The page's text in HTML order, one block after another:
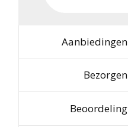
Aanbiedingen
Bezorgen
Beoordeling